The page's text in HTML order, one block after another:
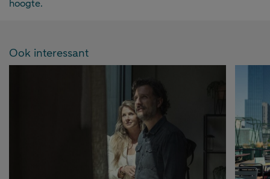
hoogte.
Ook interessant